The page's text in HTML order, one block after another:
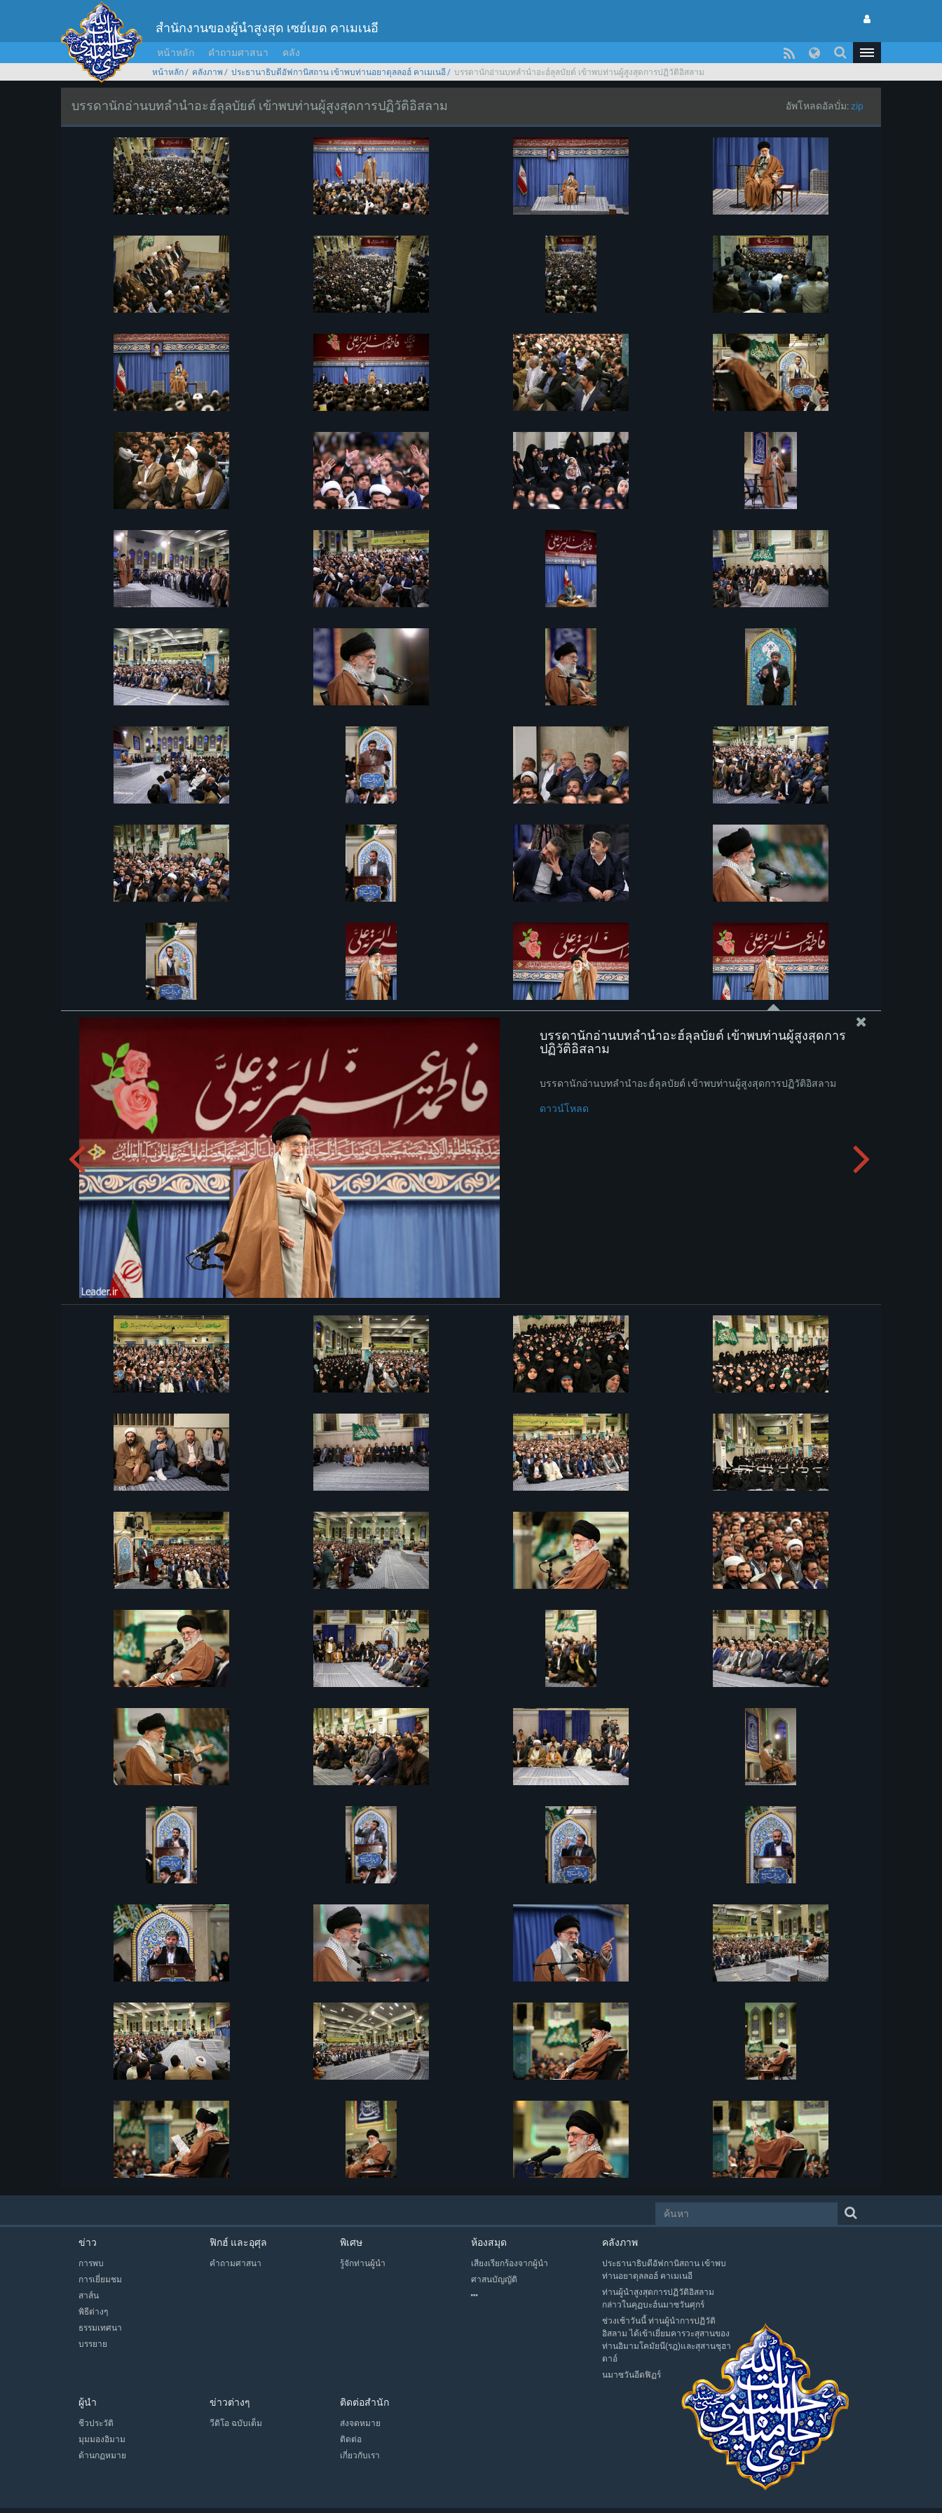
สำนักงานของผู้นำสูงสุด เซย์เยด คาเมเนอี
หน้าหลัก คำถามศาสนา คลัง
หน้าหลัก คลังภาพ ประธานาธิบดีอัฟกานิสถาน เข้าพบท่านอยาตุลลอฮ์ คาเมเนอี บรรดานักอ่านบทลำนำอะฮ์ลุลบัยต์ เข้าพบท่านผู้สูงสุดการปฏิวัติอิสลาม
บรรดานักอ่านบทลำนำอะฮ์ลุลบัยต์ เข้าพบท่านผู้สูงสุดการปฏิวัติอิสลาม อัพโหลดอัลบั่ม:zip
บรรดานักอ่านบทลำนำอะฮ์ลุลบัยต์ เข้าพบท่านผู้สูงสุดการ
ปฏิวัติอิสลาม
บรรดานักอ่านบทลำนำอะฮ์ลุลบัยต์ เข้าพบท่านผู้สูงสุดการปฏิวัติอิสลาม
ดาวน์โหลด
ข่าว
การพบ
การเยี่ยมชม
สาส์น
พิธีต่างๆ
ธรรมเทศนา
บรรยาย
ฟิกฮ์ และอุศุล
คำถามศาสนา
พิเศษ
รู้จักท่านผู้นำ
ห้องสมุด
เสียงเรียกร้องจากผู้นำ
ศาสนบัญญัติ
คลังภาพ
ประธานาธิบดีอัฟกานิสถาน เข้าพบ
ท่านอยาตุลลอฮ์ คาเมเนอี
ท่านผู้นำสูงสุดการปฏิวัติอิสลาม
กล่าวในคุฏบะฮ์นมาซวันศุกร์
ช่วงเช้าวันนี้ ท่านผู้นำการปฏิวัติ
อิสลาม ได้เข้าเยี่ยมคารวะสุสานของ
ท่านอิมามโคมัยนี(รฎ)และสุสานชุฮา
ดาอ์
นมาซวันอีดฟิฏร์
ผู้นำ
ชีวประวัติ
มุมมองอิมาม
ด้านกฏหมาย
ข่าวต่างๆ
วีดิโอ ฉบับเต็ม
ติดต่อสำนัก
ส่งจดหมาย
ติดต่อ
เกี่ยวกับเรา